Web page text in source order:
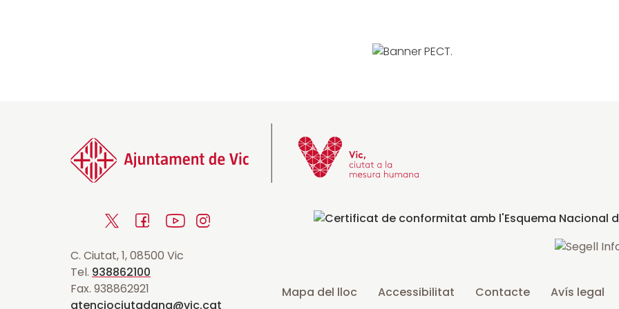
i
t
t
c
b
Y
u
u
a
C. Ciutat, 1, 08500 Vic
Tel. 938862100
Fax. 938862921
atenciociutadana@vic.cat
Mapa del lloc Accessibilitat Contacte Avís legal